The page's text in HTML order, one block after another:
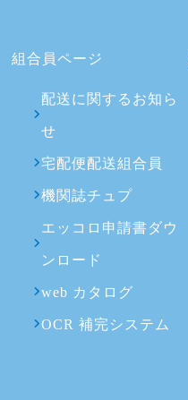
組合員ページ
配送に関するお知ら
せ
宅配便配送組合員
機関誌チュプ
エッコロ申請書ダウ
ンロード
web カタログ
OCR 補完システム